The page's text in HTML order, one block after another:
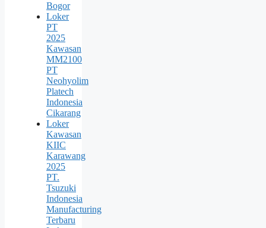
Bogor
Loker
PT
2025
Kawasan
MM2100
PT
Neohyolim
Platech
Indonesia
Cikarang
Loker
Kawasan
KIIC
Karawang
2025
PT.
Tsuzuki
Indonesia
Manufacturing
Terbaru